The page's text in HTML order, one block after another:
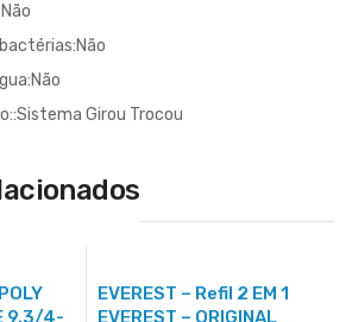
Girou Trocou
9.3/4-
EVEREST – Refil 2 EM 1
EVEREST – ORIGINAL